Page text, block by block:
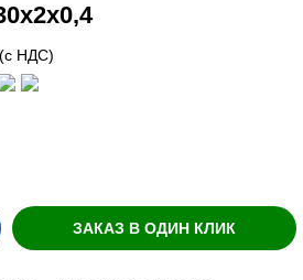
НДС)
ЗАКАЗ В ОДИН КЛИК